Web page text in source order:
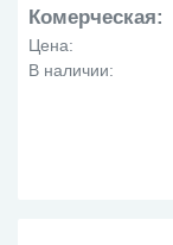
Комерческая:
Цена:
В наличии: